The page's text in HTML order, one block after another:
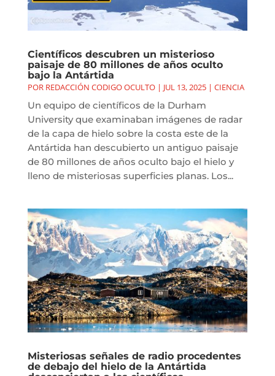
Científicos descubren un misterioso
paisaje de 80 millones de años oculto
bajo la Antártida
POR REDACCIÓN CODIGO OCULTO| JUL 13, 2025| CIENCIA
Un equipo de científicos de la Durham
University que examinaban imágenes de radar
de la capa de hielo sobre la costa este de la
Antártida han descubierto un antiguo paisaje
de 80 millones de años oculto bajo el hielo y
lleno de misteriosas superficies planas. Los...
Misteriosas señales de radio procedentes
de debajo del hielo de la Antártida